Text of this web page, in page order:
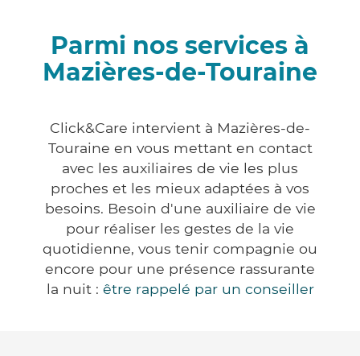
Parmi nos services à
Mazières-de-Touraine
Click&Care intervient à Mazières-de-
Touraine en vous mettant en contact
avec les auxiliaires de vie les plus
proches et les mieux adaptées à vos
besoins. Besoin d'une auxiliaire de vie
pour réaliser les gestes de la vie
quotidienne, vous tenir compagnie ou
encore pour une présence rassurante
la nuit : être rappelé par un conseiller